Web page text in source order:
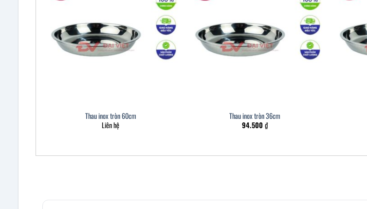
Thau inox tròn 60cm
Liên hệ
Thau inox tròn 36cm
94.500₫